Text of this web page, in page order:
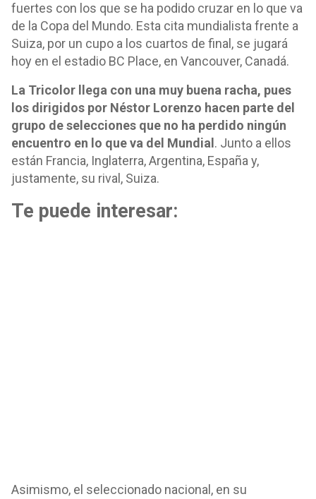
fuertes con los que se ha podido cruzar en lo que va
de la Copa del Mundo. Esta cita mundialista frente a
Suiza, por un cupo a los cuartos de final, se jugará
hoy en el estadio BC Place, en Vancouver, Canadá.
La Tricolor llega con una muy buena racha, pues
los dirigidos por Néstor Lorenzo hacen parte del
grupo de selecciones que no ha perdido ningún
encuentro en lo que va del Mundial . Junto a ellos
están Francia, Inglaterra, Argentina, España y,
justamente, su rival, Suiza.
Te puede interesar:
Asimismo, el seleccionado nacional, en su